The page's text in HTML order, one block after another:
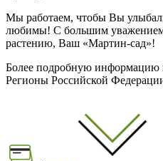
Мы работаем, чтобы Вы
любимы! С большим
растению, Ваш «Мартин-сад»!
Более подробную информацию
Регионы Российской